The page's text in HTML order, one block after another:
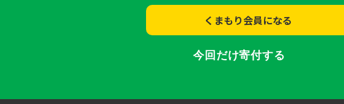
くまもり会員になる
今回だけ寄付する